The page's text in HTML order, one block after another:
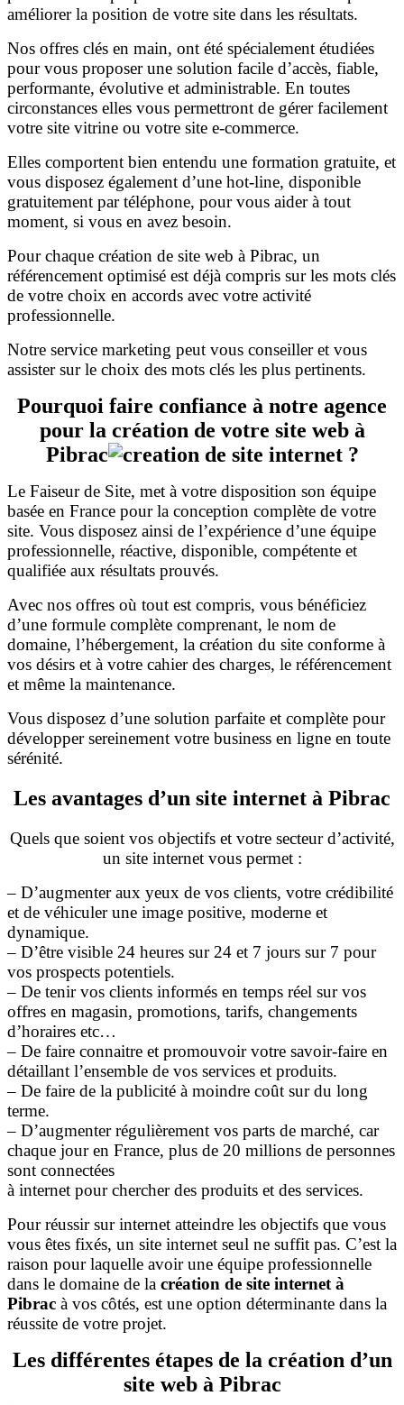
améliorer la position de votre site dans les résultats.
Nos offres clés en main, ont été spécialement étudiées
pour vous proposer une solution facile d’accès, fiable,
performante, évolutive et administrable. En toutes
circonstances elles vous permettront de gérer facilement
votre site vitrine ou votre site e-commerce.
Elles comportent bien entendu une formation gratuite, et
vous disposez également d’une hot-line, disponible
gratuitement par téléphone, pour vous aider à tout
moment, si vous en avez besoin.
Pour chaque création de site web à Pibrac, un
référencement optimisé est déjà compris sur les mots clés
de votre choix en accords avec votre activité
professionnelle.
Notre service marketing peut vous conseiller et vous
assister sur le choix des mots clés les plus pertinents.
Pourquoi faire confiance à notre agence
pour la création de votre site web à
Pibrac
?
Le Faiseur de Site, met à votre disposition son équipe
basée en France pour la conception complète de votre
site. Vous disposez ainsi de l’expérience d’une équipe
professionnelle, réactive, disponible, compétente et
qualifiée aux résultats prouvés.
Avec nos offres où tout est compris, vous bénéficiez
d’une formule complète comprenant, le nom de
domaine, l’hébergement, la création du site conforme à
vos désirs et à votre cahier des charges, le référencement
et même la maintenance.
Vous disposez d’une solution parfaite et complète pour
développer sereinement votre business en ligne en toute
sérénité.
Les avantages d’un site internet à Pibrac
Quels que soient vos objectifs et votre secteur d’activité,
un site internet vous permet :
– D’augmenter aux yeux de vos clients, votre crédibilité
et de véhiculer une image positive, moderne et
dynamique.
– D’être visible 24 heures sur 24 et 7 jours sur 7 pour
vos prospects potentiels.
– De tenir vos clients informés en temps réel sur vos
offres en magasin, promotions, tarifs, changements
d’horaires etc…
– De faire connaitre et promouvoir votre savoir-faire en
détaillant l’ensemble de vos services et produits.
– De faire de la publicité à moindre coût sur du long
terme.
– D’augmenter régulièrement vos parts de marché, car
chaque jour en France, plus de 20 millions de personnes
sont connectées
à internet pour chercher des produits et des services.
Pour réussir sur internet atteindre les objectifs que vous
vous êtes fixés, un site internet seul ne suffit pas. C’est la
raison pour laquelle avoir une équipe professionnelle
dans le domaine de la création de site internet à
Pibrac à vos côtés, est une option déterminante dans la
réussite de votre projet.
Les différentes étapes de la création d’un
site web à Pibrac